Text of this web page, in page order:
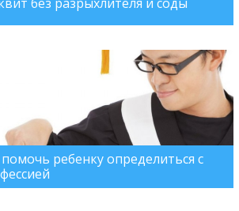
ребенку определиться с